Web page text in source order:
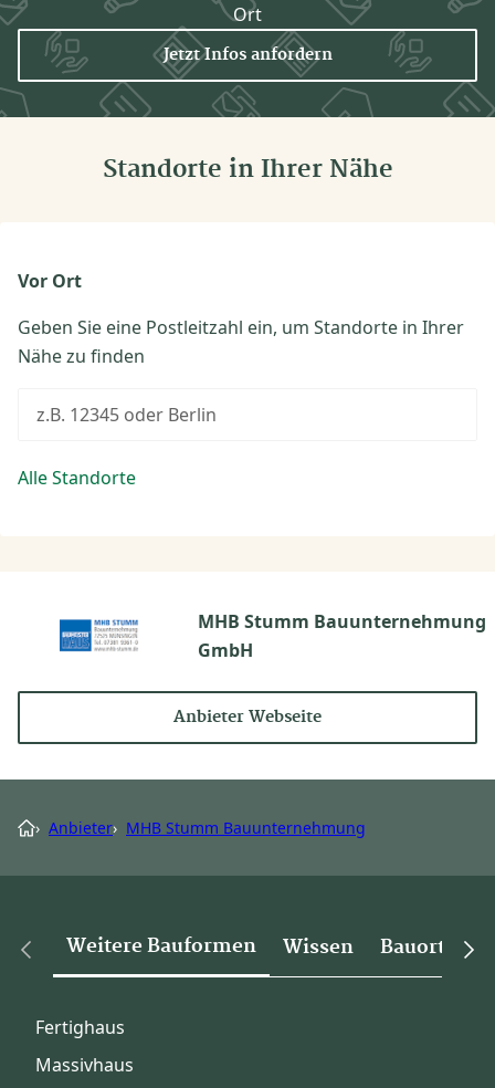
Ort
Jetzt Infos anfordern
Standorte in Ihrer Nähe
Vor Ort
Geben Sie eine Postleitzahl ein, um Standorte in Ihrer
Nähe zu finden
z.B. 12345 oder Berlin
Alle Standorte
MHB Stumm Bauunternehmung
GmbH
Anbieter Webseite
› Anbieter› MHB Stumm Bauunternehmung
Weitere Bauformen Wissen Bauorte
Fertighaus
Massivhaus